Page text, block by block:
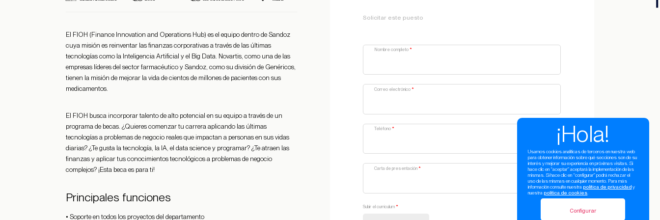
El FIOH (Finance Innovation and Operations Hub) es el equipo dentro de Sandoz
cuya misión es reinventar las finanzas corporativas a través de las últimas
tecnologías como la Inteligencia Artificial y el Big Data. Novartis, como una de las
empresas líderes del sector farmacéutico y Sandoz, como su división de Genéricos,
tienen la misión de mejorar la vida de cientos de millones de pacientes con sus
medicamentos.
El FIOH busca incorporar talento de alto potencial en su equipo a través de un
programa de becas. ¿Quieres comenzar tu carrera aplicando las últimas
tecnologías a problemas de negocio reales que impactan a personas en sus vidas
diarias? ¿Te gusta la tecnología, la IA, el data science y programar? ¿Te atraen las
finanzas y aplicar tus conocimientos tecnológicos a problemas de negocio
complejos? ¡Esta beca es para ti!
Principales funciones
• Soporte en todos los proyectos del departamento
Solicitar este puesto
Nombre completo*
Correo electrónico*
Teléfono*
Carta de presentación*
Subir el currículum*
¡Hola!
Usamos cookies analíticas de terceros en nuestra web
para obtener información sobre qué secciones son de su
interés y mejorar su experiencia en próximas visitas. Si
hace clic en “aceptar” aceptará la implementación de las
mismas. Si hace clic en “configurar” podrá rechazar el
uso de las mismas en cualquier momento. Para más
información consulte nuestrapolítica de privacidady
nuestrapolítica de cookies.
Configurar